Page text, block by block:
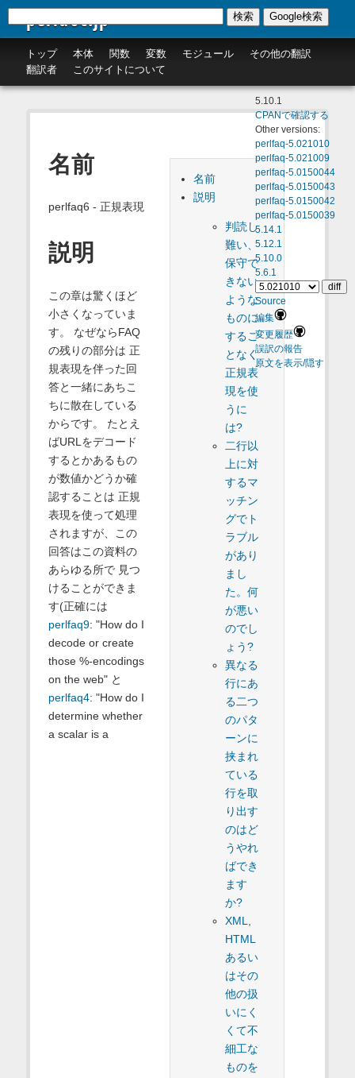
perldoc.jp
トップ 本体 関数 変数 モジュール
その他の翻訳
翻訳者
このサイトについて
検索 Google検索
5.10.1
CPANで確認する
Other versions:
perlfaq-5.021010
perlfaq-5.021009
perlfaq-5.0150044
perlfaq-5.0150043
perlfaq-5.0150042
perlfaq-5.0150039
5.14.1
5.12.1
5.10.0
5.6.1
Source
編集
変更履歴
誤訳の報告
原文を表示/隠す
名前
説明
判読し
難い、
保守で
きない
ような
ものに
するこ
となく
正規表
現を使
うに
は?
二行以
上に対
するマ
ッチン
グでト
ラブル
があり
まし
た。何
が悪い
のでし
ょう?
異なる
行にあ
る二つ
のパタ
ーンに
挟まれ
ている
行を取
り出す
のはど
うやれ
ばでき
ます
か?
XML,
HTML
あるい
はその
他の扱
いにく
くて不
細工な
ものを
名前
perlfaq6 - 正規表現
説明
この章は驚くほど
小さくなっていま
す。 なぜならFAQ
の残りの部分は 正
規表現を伴った回
答と一緒にあちこ
ちに散在している
からです。 たとえ
ばURLをデコード
するとかあるもの
が数値かどうか確
認することは 正規
表現を使って処理
されますが、この
回答はこの資料の
あらゆる所で 見つ
けることができま
す(正確には
perlfaq9: "How do I
decode or create
those %-encodings
on the web" と
perlfaq4: "How do I
determine whether
a scalar is a